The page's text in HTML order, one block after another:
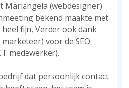
Mariangela (webdesigner)
bekend maakte met
fijn, Verder ook dank
voor de SEO
medewerker).
dat persoonlijk contact